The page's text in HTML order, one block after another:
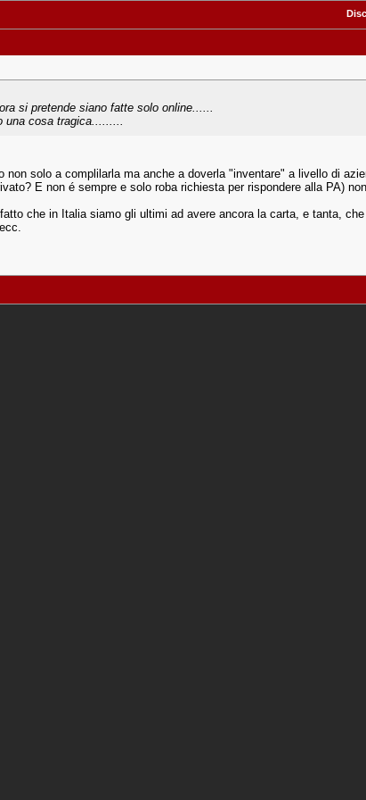
si pretende siano fatte solo online......
una cosa tragica.........
solo a complilarla ma anche a doverla "inventare" a livello di
E non é sempre e solo roba richiesta per rispondere alla PA)
che in Italia siamo gli ultimi ad avere ancora la carta, e tanta,